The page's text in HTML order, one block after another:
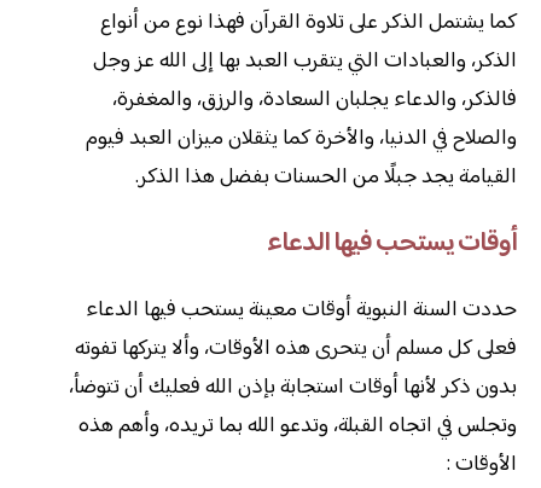
كما يشتمل الذكر على تلاوة القرآن فهذا نوع من أنواع
الذكر، والعبادات التي يتقرب العبد بها إلى الله عز وجل
فالذكر، والدعاء يجلبان السعادة، والرزق، والمغفرة،
والصلاح في الدنيا، والأخرة كما يثقلان ميزان العبد فيوم
القيامة يجد جبلًا من الحسنات بفضل هذا الذكر.
أوقات يستحب فيها الدعاء
حددت السنة النبوية أوقات معينة يستحب فيها الدعاء
فعلى كل مسلم أن يتحرى هذه الأوقات، وألا يتركها تفوته
بدون ذكر لأنها أوقات استجابة بإذن الله فعليك أن تتوضأ،
وتجلس في اتجاه القبلة، وتدعو الله بما تريده، وأهم هذه
الأوقات :